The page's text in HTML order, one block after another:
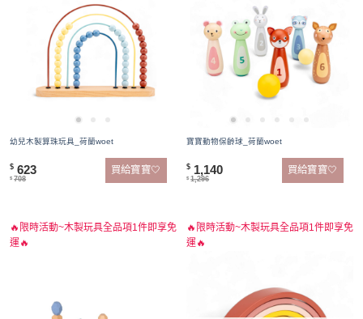
幼兒木製算珠玩具_荷蘭woet
$ 623
$ 708
買給寶寶🤍
寶寶動物保齡球_荷蘭woet
$ 1,140
$ 1,296
買給寶寶🤍
🔥限時活動~木製玩具全品項1件即享免
運🔥
🔥限時活動~木製玩具全品項1件即享免
運🔥